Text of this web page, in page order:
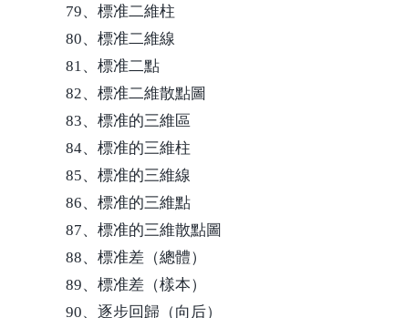
79、標准二維柱
80、標准二維線
81、標准二點
82、標准二維散點圖
83、標准的三維區
84、標准的三維柱
85、標准的三維線
86、標准的三維點
87、標准的三維散點圖
88、標准差（總體）
89、標准差（樣本）
90、逐步回歸（向后）